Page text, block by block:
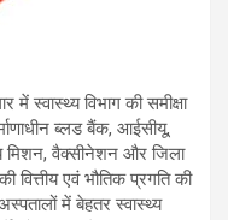
स्वास्थ्य विभाग की समीक्षा
ब्लड बैंक, आईसीयू,
मिशन, वैक्सीनेशन और जिला
वित्तीय एवं भौतिक प्रगति की
में बेहतर स्वास्थ्य